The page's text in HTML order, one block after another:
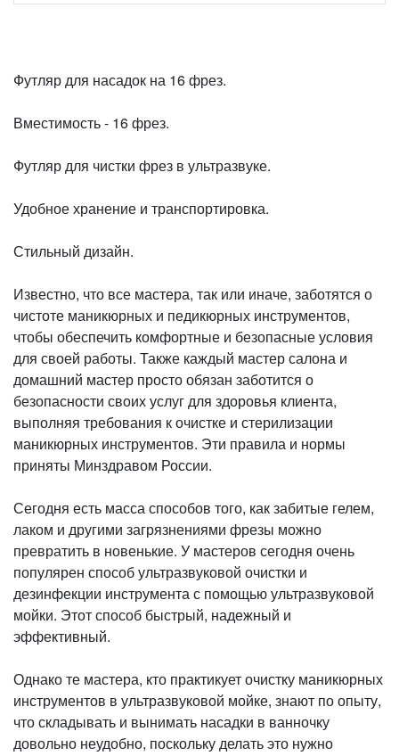
Футляр для насадок на 16 фрез.
Вместимость - 16 фрез.
Футляр для чистки фрез в ультразвуке.
Удобное хранение и транспортировка.
Стильный дизайн.
Известно, что все мастера, так или иначе, заботятся о
чистоте маникюрных и педикюрных инструментов,
чтобы обеспечить комфортные и безопасные условия
для своей работы. Также каждый мастер салона и
домашний мастер просто обязан заботится о
безопасности своих услуг для здоровья клиента,
выполняя требования к очистке и стерилизации
маникюрных инструментов. Эти правила и нормы
приняты Минздравом России.
Сегодня есть масса способов того, как забитые гелем,
лаком и другими загрязнениями фрезы можно
превратить в новенькие. У мастеров сегодня очень
популярен способ ультразвуковой очистки и
дезинфекции инструмента с помощью ультразвуковой
мойки. Этот способ быстрый, надежный и
эффективный.
Однако те мастера, кто практикует очистку маникюрных
инструментов в ультразвуковой мойке, знают по опыту,
что складывать и вынимать насадки в ванночку
довольно неудобно, поскольку делать это нужно